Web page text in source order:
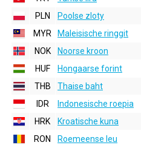
PLN
Poolse zloty
MYR
Maleisische ringgit
NOK
Noorse kroon
HUF
Hongaarse forint
THB
Thaise baht
IDR
Indonesische roepia
HRK
Kroatische kuna
RON
Roemeense leu